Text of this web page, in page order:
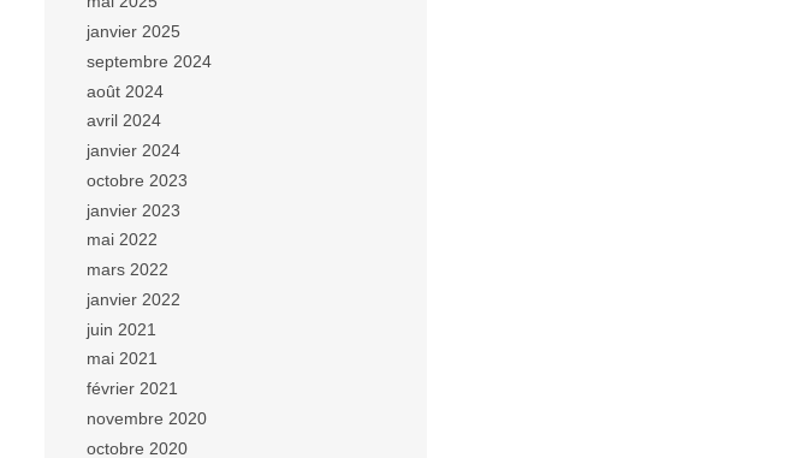
janvier 2025
septembre 2024
août 2024
avril 2024
janvier 2024
octobre 2023
janvier 2023
mai 2022
mars 2022
janvier 2022
juin 2021
mai 2021
février 2021
novembre 2020
octobre 2020